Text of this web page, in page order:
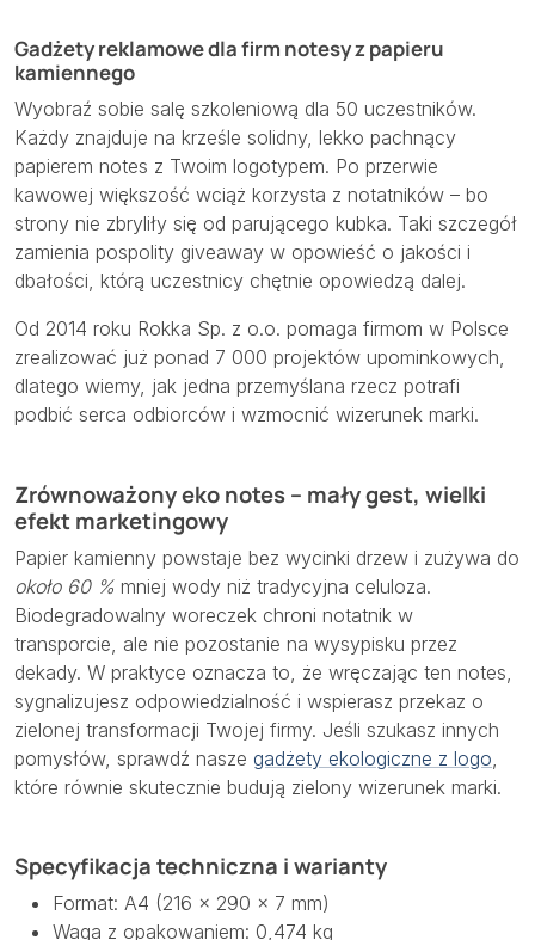
Gadżety reklamowe dla firm notesy z papieru
kamiennego
Wyobraź sobie salę szkoleniową dla 50 uczestników.
Każdy znajduje na krześle solidny, lekko pachnący
papierem notes z Twoim logotypem. Po przerwie
kawowej większość wciąż korzysta z notatników – bo
strony nie zbryliły się od parującego kubka. Taki szczegół
zamienia pospolity giveaway w opowieść o jakości i
dbałości, którą uczestnicy chętnie opowiedzą dalej.
Od 2014 roku Rokka Sp. z o.o. pomaga firmom w Polsce
zrealizować już ponad 7 000 projektów upominkowych,
dlatego wiemy, jak jedna przemyślana rzecz potrafi
podbić serca odbiorców i wzmocnić wizerunek marki.
Zrównoważony eko notes – mały gest, wielki
efekt marketingowy
Papier kamienny powstaje bez wycinki drzew i zużywa do
około 60 % mniej wody niż tradycyjna celuloza.
Biodegradowalny woreczek chroni notatnik w
transporcie, ale nie pozostanie na wysypisku przez
dekady. W praktyce oznacza to, że wręczając ten notes,
sygnalizujesz odpowiedzialność i wspierasz przekaz o
zielonej transformacji Twojej firmy. Jeśli szukasz innych
pomysłów, sprawdź nasze gadżety ekologiczne z logo
które równie skutecznie budują zielony wizerunek marki.
Specyfikacja techniczna i warianty
Format: A4 (216 × 290 × 7 mm)
Waga z opakowaniem: 0,474 kg